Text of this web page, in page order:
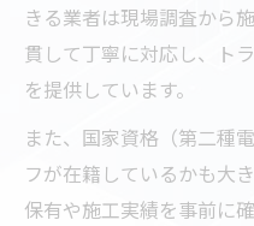
きる業者は現場調査から
貫して丁寧に対応し、ト
を提供しています。
また、国家資格（第二種
フが在籍しているかも大
保有や施工実績を事前に